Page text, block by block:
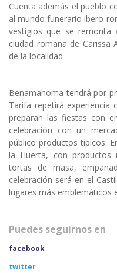
Cuenta además el pueblo
al mundo funerario ibero-
vestigios que se
ciudad romana de Carissa
de la localidad
Benamahoma tendrá por
Tarifa repetirá
preparan las fiestas con
celebración con un
público productos típicos.
la Huerta, con productos
tortas de masa,
celebración será en el
lugares más emblemáticos
Puedes seguirnos en
facebook
twitter